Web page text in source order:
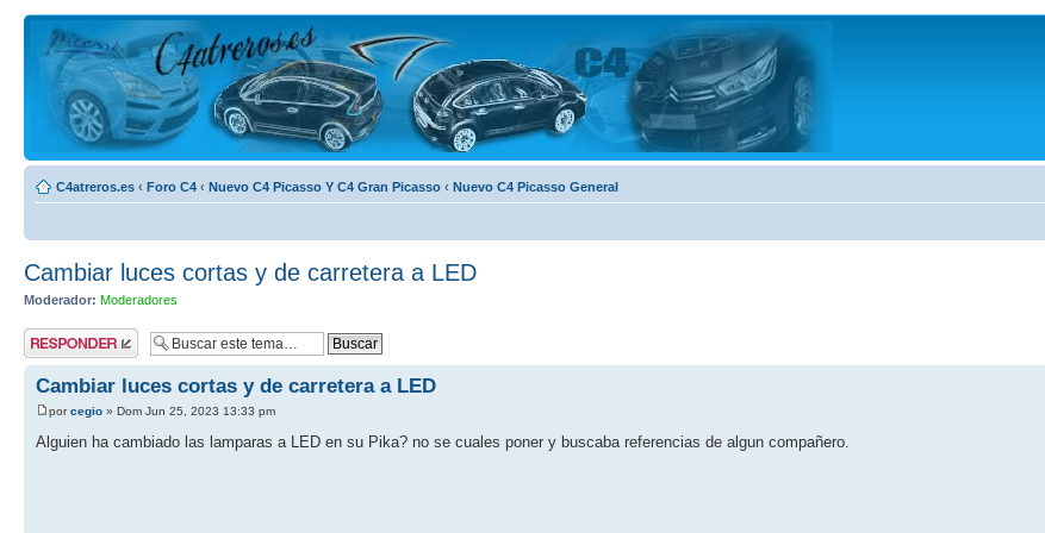
C4atreros.es ‹ Foro C4 ‹ Nuevo C4 Picasso Y C4 Gran Picasso ‹ Nuevo C4 Picasso General
Cambiar luces cortas y de carretera a LED
Moderador: Moderadores
Publicar una
respuesta
Cambiar luces cortas y de carretera a LED
porcegio » Dom Jun 25, 2023 13:33 pm
Alguien ha cambiado las lamparas a LED en su Pika? no se cuales poner y buscaba referencias de algun compañero.